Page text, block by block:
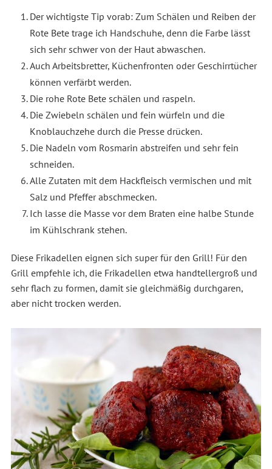
Der wichtigste Tip vorab: Zum Schälen und Reiben der
Rote Bete trage ich Handschuhe, denn die Farbe lässt
sich sehr schwer von der Haut abwaschen.
Auch Arbeitsbretter, Küchenfronten oder Geschirrtücher
können verfärbt werden.
Die rohe Rote Bete schälen und raspeln.
Die Zwiebeln schälen und fein würfeln und die
Knoblauchzehe durch die Presse drücken.
Die Nadeln vom Rosmarin abstreifen und sehr fein
schneiden.
Alle Zutaten mit dem Hackfleisch vermischen und mit
Salz und Pfeffer abschmecken.
Ich lasse die Masse vor dem Braten eine halbe Stunde
im Kühlschrank stehen.
Diese Frikadellen eignen sich super für den Grill! Für den
Grill empfehle ich, die Frikadellen etwa handtellergroß und
sehr flach zu formen, damit sie gleichmäßig durchgaren,
aber nicht trocken werden.